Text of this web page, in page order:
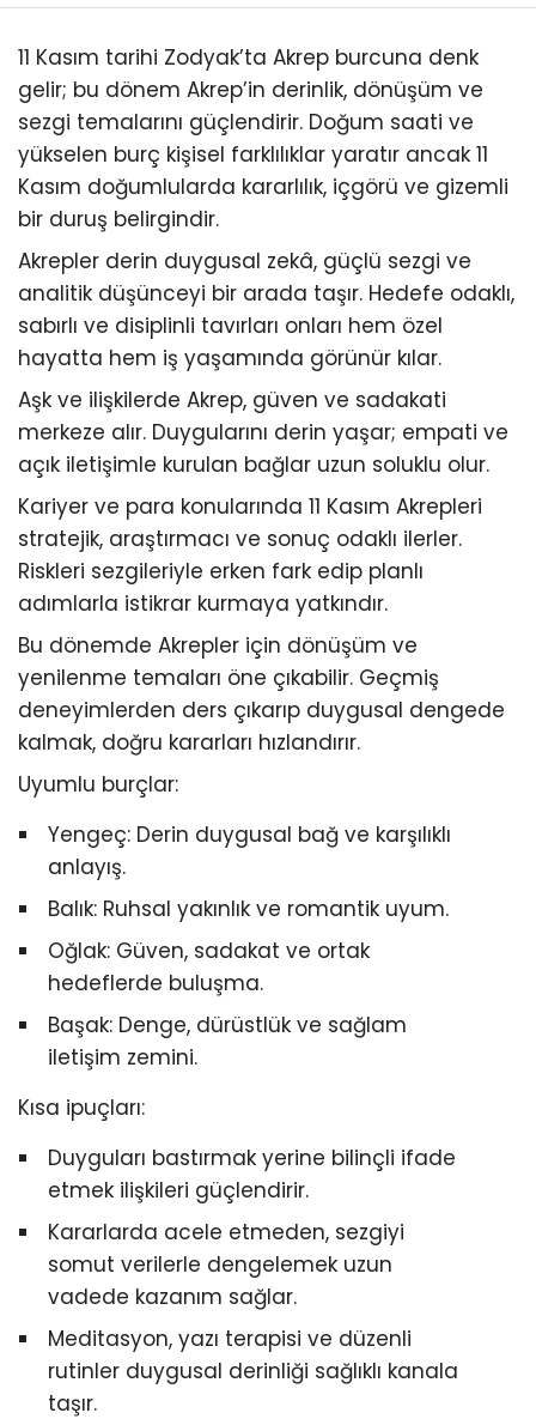
11 Kasım tarihi Zodyak’ta Akrep burcuna denk
gelir; bu dönem Akrep’in derinlik, dönüşüm ve
sezgi temalarını güçlendirir. Doğum saati ve
yükselen burç kişisel farklılıklar yaratır ancak 11
Kasım doğumlularda kararlılık, içgörü ve gizemli
bir duruş belirgindir.
Akrepler derin duygusal zekâ, güçlü sezgi ve
analitik düşünceyi bir arada taşır. Hedefe odaklı,
sabırlı ve disiplinli tavırları onları hem özel
hayatta hem iş yaşamında görünür kılar.
Aşk ve ilişkilerde Akrep, güven ve sadakati
merkeze alır. Duygularını derin yaşar; empati ve
açık iletişimle kurulan bağlar uzun soluklu olur.
Kariyer ve para konularında 11 Kasım Akrepleri
stratejik, araştırmacı ve sonuç odaklı ilerler.
Riskleri sezgileriyle erken fark edip planlı
adımlarla istikrar kurmaya yatkındır.
Bu dönemde Akrepler için dönüşüm ve
yenilenme temaları öne çıkabilir. Geçmiş
deneyimlerden ders çıkarıp duygusal dengede
kalmak, doğru kararları hızlandırır.
Uyumlu burçlar:
Yengeç: Derin duygusal bağ ve karşılıklı
anlayış.
Balık: Ruhsal yakınlık ve romantik uyum.
Oğlak: Güven, sadakat ve ortak
hedeflerde buluşma.
Başak: Denge, dürüstlük ve sağlam
iletişim zemini.
Kısa ipuçları:
Duyguları bastırmak yerine bilinçli ifade
etmek ilişkileri güçlendirir.
Kararlarda acele etmeden, sezgiyi
somut verilerle dengelemek uzun
vadede kazanım sağlar.
Meditasyon, yazı terapisi ve düzenli
rutinler duygusal derinliği sağlıklı kanala
taşır.